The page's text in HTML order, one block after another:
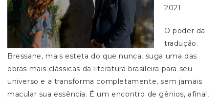
2021
O poder da
tradução.
Bressane, mais esteta do que nunca, suga uma das
obras mais clássicas da literatura brasileira para seu
universo e a transforma completamente, sem jamais
macular sua essência. É um encontro de gênios, afinal,